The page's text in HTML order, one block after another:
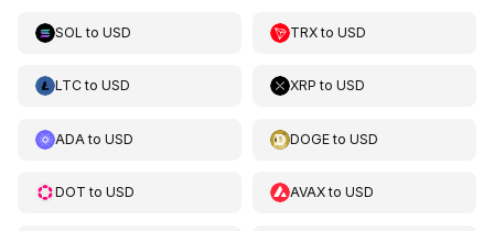
SOL to USD TRXtoUSD
LTCto USD XRP toUSD
ADA to USD DOGEtoUSD
DOT to USD AVAXtoUSD